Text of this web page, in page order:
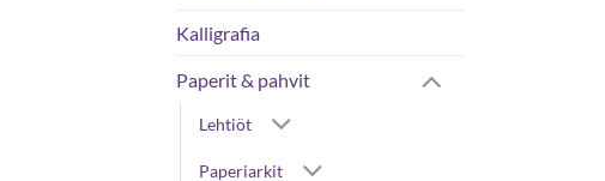
Kalligrafia
Paperit & pahvit
Lehtiöt
Paperiarkit